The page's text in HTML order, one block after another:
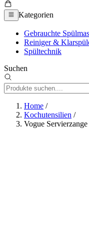
Kategorien
Gebrauchte
Reiniger &
Spültechnik
Suchen
Home /
Kochutensilien /
Vogue